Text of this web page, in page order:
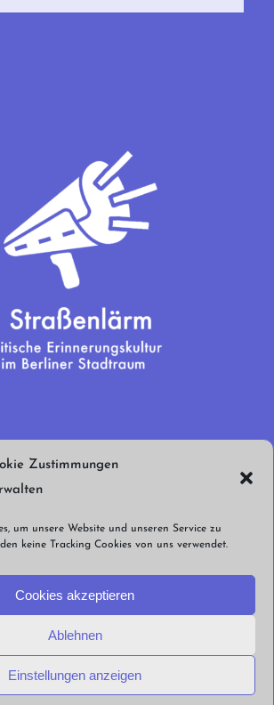
Zustimmungen
um unsere Website und unseren Service zu
keine Tracking Cookies von uns verwendet.
Cookies akzeptieren
Ablehnen
Einstellungen anzeigen
euren Support!
Jetzt spenden!